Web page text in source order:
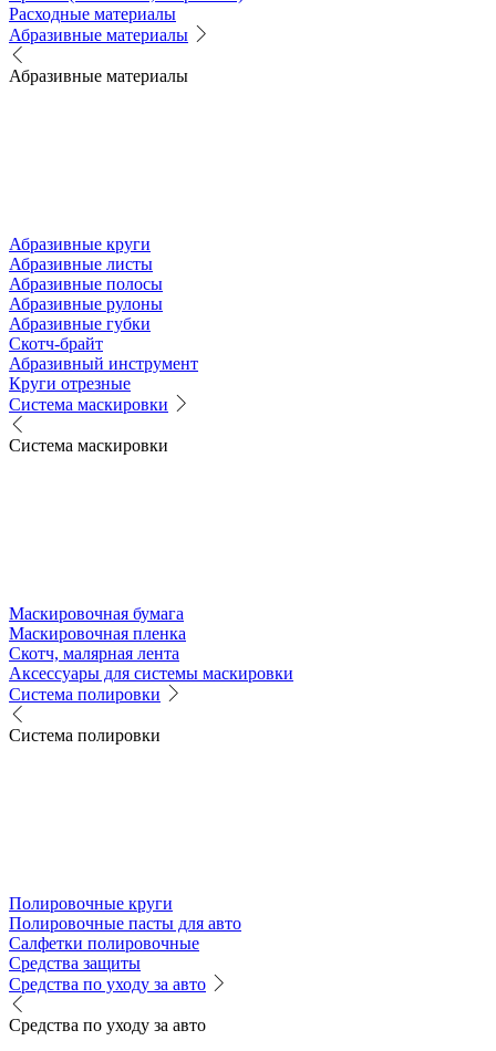
Расходные материалы
Абразивные материалы
Абразивные материалы
Абразивные круги
Абразивные листы
Абразивные полосы
Абразивные рулоны
Абразивные губки
Скотч-брайт
Абразивный инструмент
Круги отрезные
Система маскировки
Система маскировки
Маскировочная бумага
Маскировочная пленка
Скотч, малярная лента
Аксессуары для системы маскировки
Система полировки
Система полировки
Полировочные круги
Полировочные пасты для авто
Салфетки полировочные
Средства защиты
Средства по уходу за авто
Средства по уходу за авто